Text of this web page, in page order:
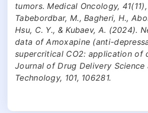
tumors. Medical Oncology,
Tabebordbar, M., Bagheri, H.,
Hsu, C. Y., & Kubaev, A. (2024).
data of Amoxapine (anti-
supercritical CO2: application of
Journal of Drug Delivery Science
Technology, 101, 106281.